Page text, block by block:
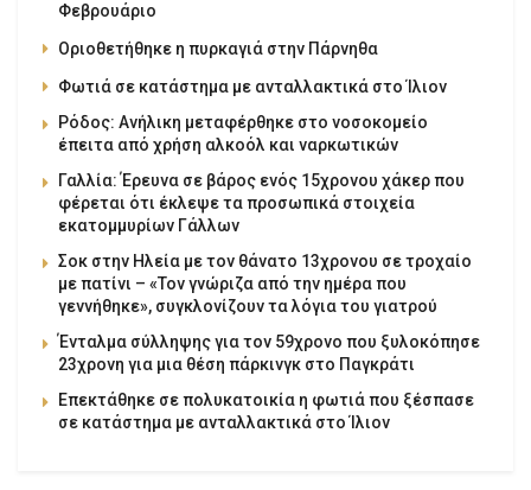
Φεβρουάριο
Οριοθετήθηκε η πυρκαγιά στην Πάρνηθα
Φωτιά σε κατάστημα με ανταλλακτικά στο Ίλιον
Ρόδος: Ανήλικη μεταφέρθηκε στο νοσοκομείο
έπειτα από χρήση αλκοόλ και ναρκωτικών
Γαλλία: Έρευνα σε βάρος ενός 15χρονου χάκερ που
φέρεται ότι έκλεψε τα προσωπικά στοιχεία
εκατομμυρίων Γάλλων
Σοκ στην Ηλεία με τον θάνατο 13χρονου σε τροχαίο
με πατίνι – «Τον γνώριζα από την ημέρα που
γεννήθηκε», συγκλονίζουν τα λόγια του γιατρού
Ένταλμα σύλληψης για τον 59χρονο που ξυλοκόπησε
23χρονη για μια θέση πάρκινγκ στο Παγκράτι
Επεκτάθηκε σε πολυκατοικία η φωτιά που ξέσπασε
σε κατάστημα με ανταλλακτικά στο Ίλιον